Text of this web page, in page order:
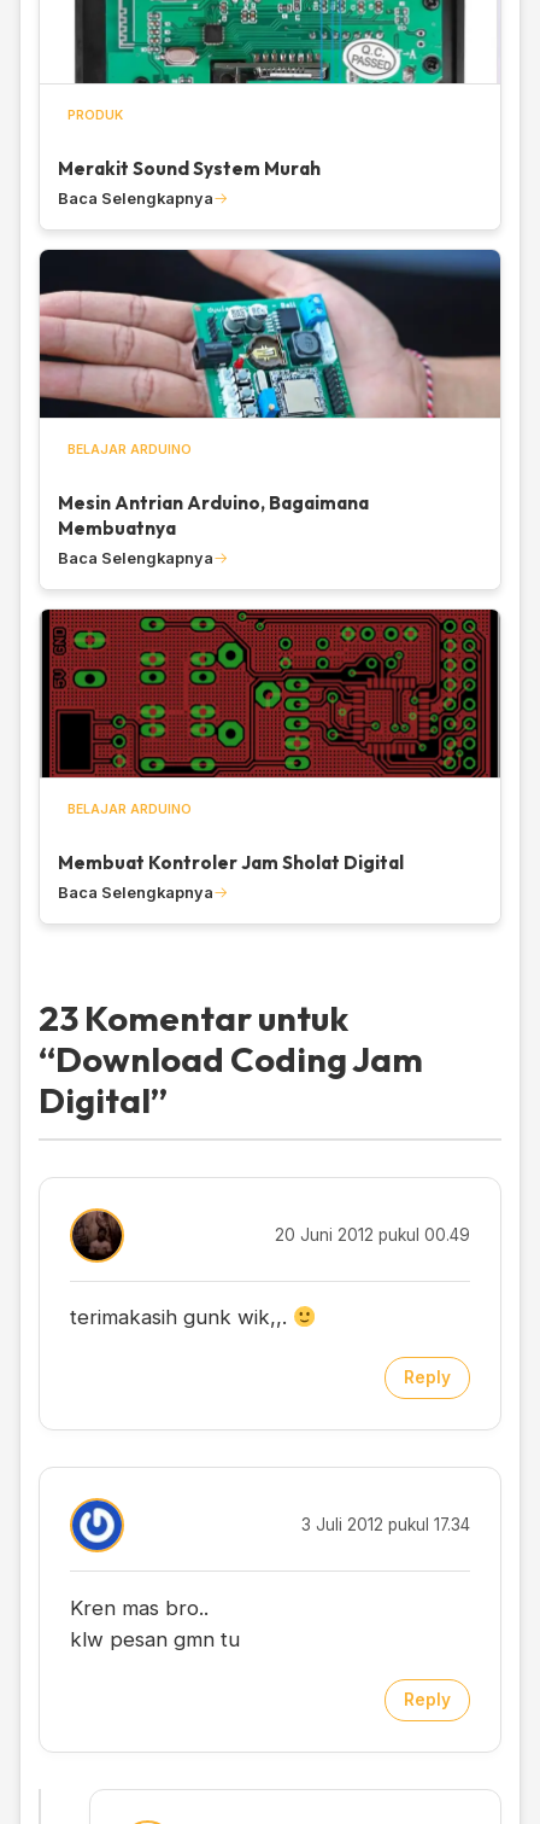
PRODUK
Merakit Sound System Murah
Baca Selengkapnya
BELAJAR ARDUINO
Mesin Antrian Arduino, Bagaimana
Membuatnya
Baca Selengkapnya
BELAJAR ARDUINO
Membuat Kontroler Jam Sholat Digital
Baca Selengkapnya
23 Komentar untuk
“Download Coding Jam
Digital”
20 Juni 2012 pukul 00.49
terimakasih gunk wik,,.
Reply
3 Juli 2012 pukul 17.34
Kren mas bro..
klw pesan gmn tu
Reply